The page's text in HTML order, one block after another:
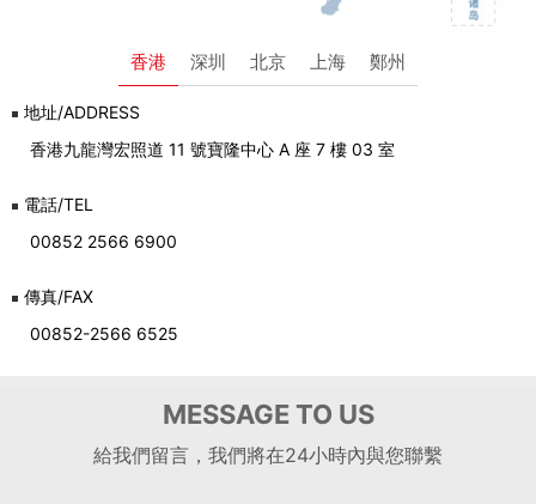
香港 深圳 北京 上海 鄭州
地址/ADDRESS
香港九龍灣宏照道 11 號寶隆中心 A 座 7 樓 03 室
電話/TEL
00852 2566 6900
傳真/FAX
00852-2566 6525
MESSAGE TO US
給我們留言，我們將在24小時內與您聯繫